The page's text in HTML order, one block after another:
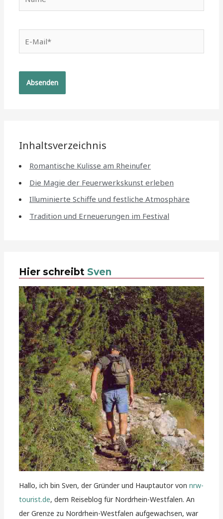
Mail*
Inhaltsverzeichnis
Romantische Kulisse am Rheinufer
Die Magie der Feuerwerkskunst erleben
Illuminierte Schiffe und festliche Atmosphäre
Tradition und Erneuerungen im Festival
Hier schreibt Sven
Hallo, ich bin Sven, der Gründer und Hauptautor vonnrw-
tourist.de, dem Reiseblog für Nordrhein-Westfalen. An
der Grenze zu Nordrhein-Westfalen aufgewachsen, war